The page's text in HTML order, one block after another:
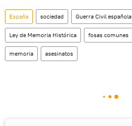
España sociedad Guerra Civil española
Ley de Memoria Histórica fosas comunes
memoria asesinatos